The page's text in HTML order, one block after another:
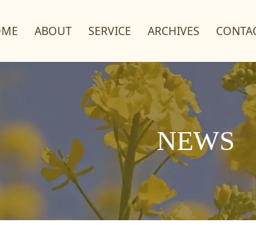
ABOUT SERVICE ARCHIVES
NEWS